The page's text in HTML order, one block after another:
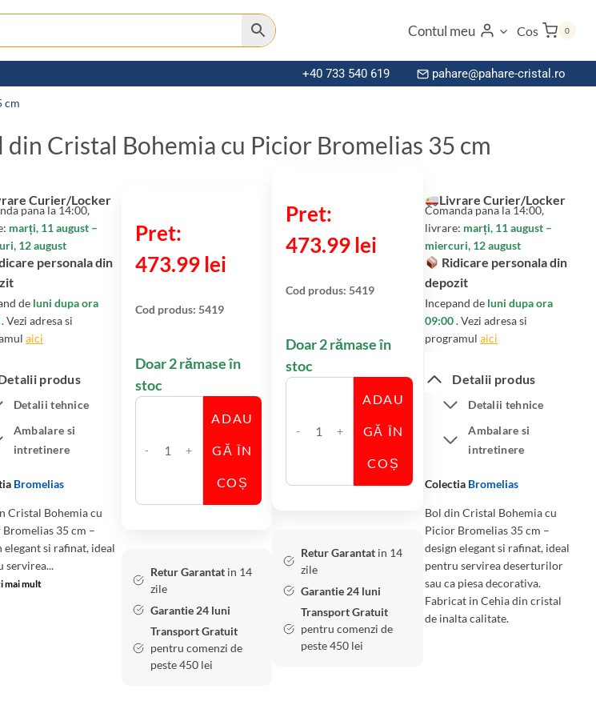
Contul meu Cos 0
+40 733 540 619 pahare@pahare-cristal.ro
cm
din Cristal Bohemia cu Picior Bromelias 35 cm
Curier/Locker
pana la 14:00,
marți, 11 august –
12 august
personala din
de luni dupa ora
Vezi adresa si
aici
produs
Detalii tehnice
Ambalare si
intretinere
Bromelias
Cristal Bohemia cu
35 cm –
elegant si rafinat, ideal
servirea...
mai mult
473.99 lei
Cod produs: 5419
Doar 2 rămase în
stoc
C
a
e
B
o
ADAU
GĂ ÎN
COȘ
Retur Garantatin 14
zile
Garantie 24 luni
Transport Gratuit
pentru comenzi de
peste 450 lei
473.99 lei
Cod produs: 5419
Doar 2 rămase în
stoc
C
a
e
B
o
ADAU
GĂ ÎN
COȘ
Retur Garantat in 14
zile
Garantie 24 luni
Transport Gratuit
pentru comenzi de
peste 450 lei
Livrare Curier/Locker
Comanda pana la 14:00,
livrare: marți, 11 august –
miercuri, 12 august
Ridicare personala din
depozit
Incepand de luni dupa ora
09:00. Vezi adresa si
programulaici
Detalii produs
Detalii tehnice
Ambalare si
intretinere
Colectia Bromelias
Bol din Cristal Bohemia cu
Picior Bromelias 35 cm –
design elegant si rafinat, ideal
pentru servirea deserturilor
sau ca piesa decorativa.
Fabricat in Cehia din cristal
de inalta calitate.